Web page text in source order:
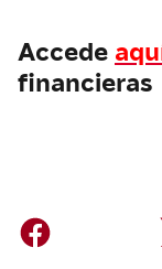
Accede
financieras